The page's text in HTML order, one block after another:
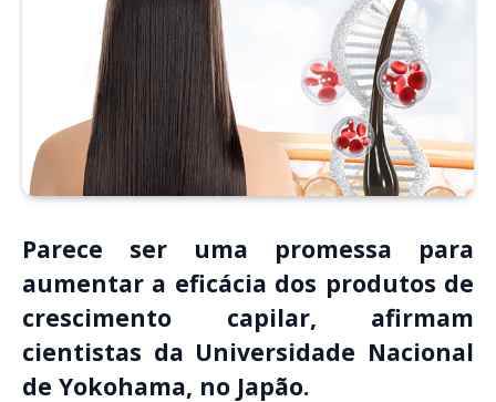
Parece ser uma promessa para
aumentar a eficácia dos produtos de
crescimento capilar, afirmam
cientistas da Universidade Nacional
de Yokohama, no Japão.